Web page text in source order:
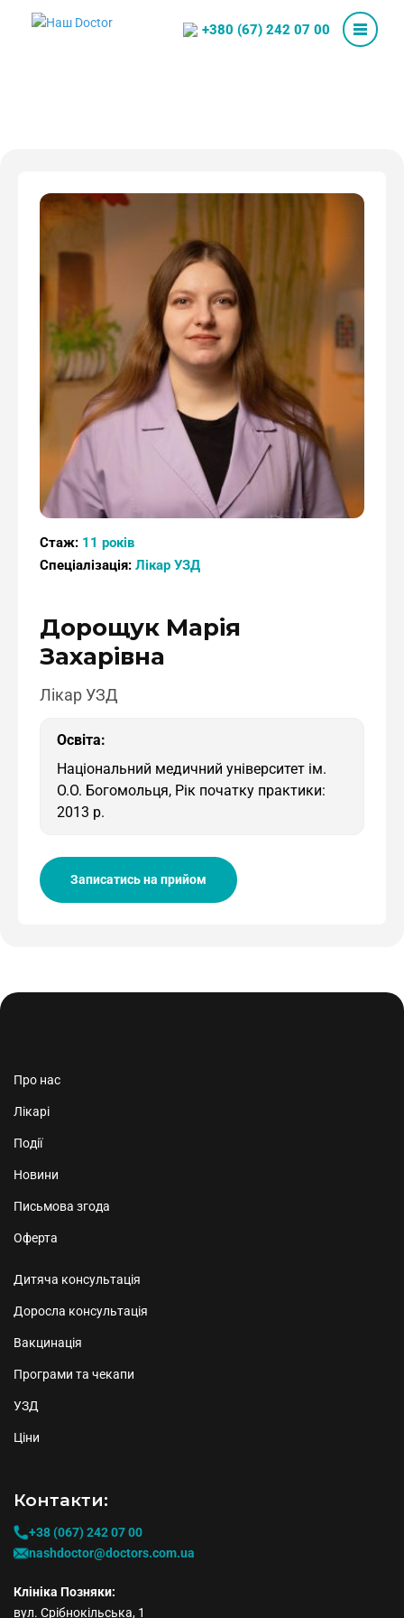
+380 (67) 242 07 00
Стаж: 11 років
Спеціалізація: Лікар УЗД
Дорощук Марія
Захарівна
Лікар УЗД
Освіта:
Національний медичний університет ім.
О.О. Богомольця, Рік початку практики:
2013 р.
Записатись на прийом
Про нас
Лікарі
Події
Новини
Письмова згода
Оферта
Дитяча консультація
Доросла консультація
Вакцинація
Програми та чекапи
УЗД
Ціни
Контакти:
+38 (067) 242 07 00
nashdoctor@doctors.com.ua
Клініка Позняки:
вул. Срібнокільська, 1